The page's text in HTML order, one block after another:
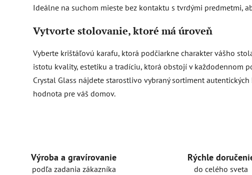
Ideálne na suchom mieste bez kontaktu s tvrdými predmetmi,
Vytvorte stolovanie, ktoré má úroveň
Vyberte krištáľovú karafu, ktorá podčiarkne charakter vášho
istotu kvality, estetiku a tradíciu, ktorá obstojí v každodennom
Crystal Glass nájdete starostlivo vybraný sortiment
hodnota pre váš domov.
Výroba a gravírovanie
podľa zadania zákazníka
Rýchle
do celého sveta